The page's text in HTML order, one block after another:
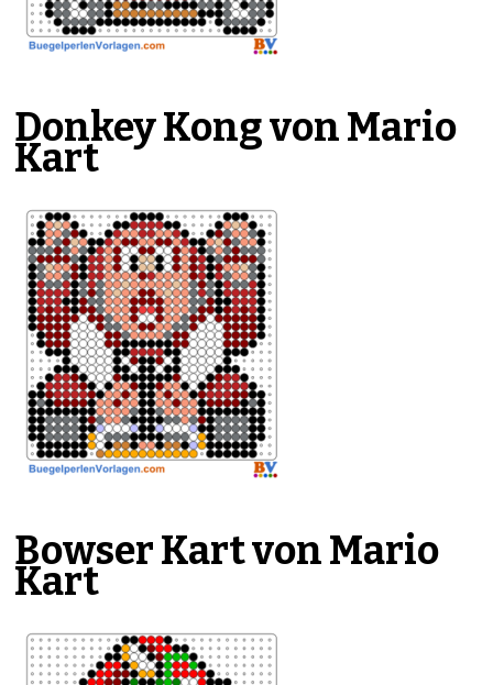
Donkey Kong von Mario
Kart
Bowser Kart von Mario
Kart